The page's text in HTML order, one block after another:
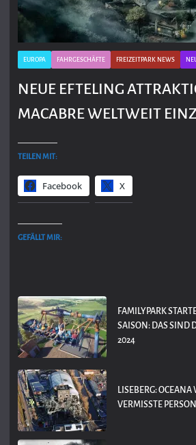
EUROPA FAHRGESCHÄFTE FREIZEITPARK NEWS
NEUE EFTELING
MACABRE WELTWEIT
TEILEN MIT:
Facebook X
GEFÄLLT MIR:
FAMILYPARK
SAISON: DAS SIND
2024
LISEBERG:
VERMISSTE PERSON